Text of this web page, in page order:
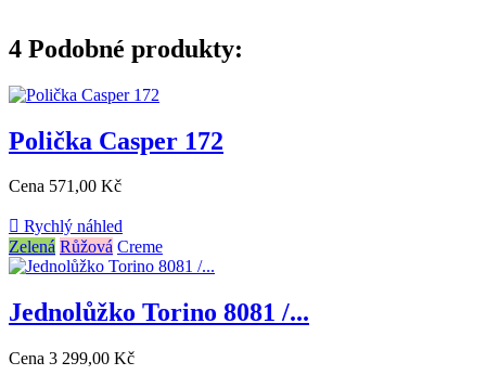
4 Podobné produkty:
Polička Casper 172
Cena 571,00 Kč
 Rychlý náhled
Zelená Růžová Creme
Jednolůžko Torino 8081 /...
Cena 3 299,00 Kč